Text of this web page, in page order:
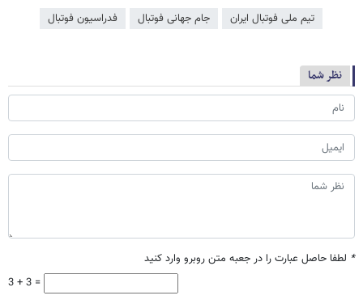
تیم ملی فوتبال ایران جام جهانی فوتبال فدراسیون فوتبال
نظر شما
* لطفا حاصل عبارت را در جعبه متن روبرو وارد کنید
3 + 3 =